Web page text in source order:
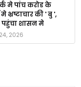
मे पांच करोड के
भ्रष्टाचार की ' बु ',
शासन मे
2026